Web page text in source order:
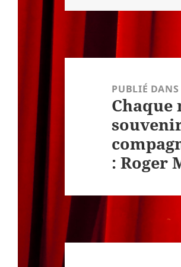
PUBLIÉ DANS
Chaque
: Roger